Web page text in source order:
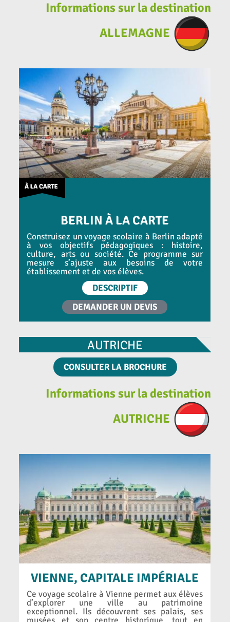
Informations sur la destination
ALLEMAGNE
BERLIN À LA CARTE
Construisez un voyage scolaire à Berlin adapté
à vos objectifs pédagogiques : histoire,
culture, arts ou société. Ce programme sur
mesure s’ajuste aux besoins de votre
établissement et de vos élèves.
DESCRIPTIF
DEMANDER UN DEVIS
AUTRICHE
CONSULTER LA BROCHURE
Informations sur la destination
AUTRICHE
VIENNE, CAPITALE IMPÉRIALE
Ce voyage scolaire à Vienne permet aux élèves
d’explorer une ville au patrimoine
exceptionnel. Ils découvrent ses palais, ses